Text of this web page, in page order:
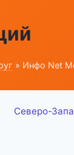
» Инфо Net
Северо-